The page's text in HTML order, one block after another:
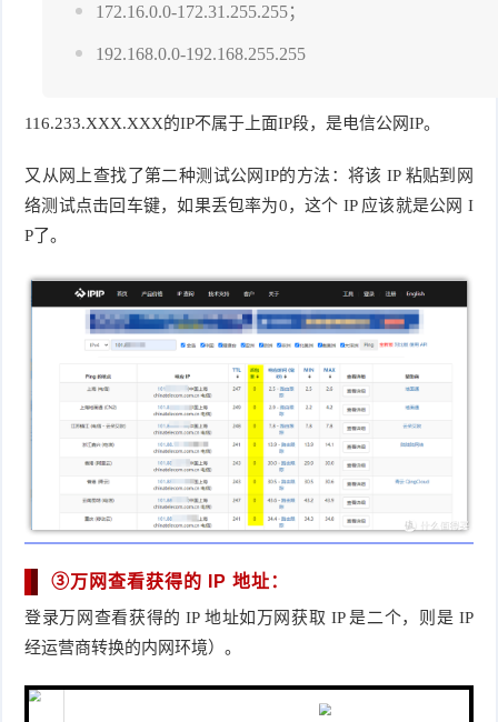
172.16.0.0-172.31.255.255；
192.168.0.0-192.168.255.255
116.233.XXX.XXX的IP不属于上面IP段，是电信公网IP。
又从网上查找了第二种测试公网IP的方法：将该 IP 粘贴到网
络测试点击回车键，如果丢包率为0，这个 IP 应该就是公网 I
P了。
③万网查看获得的 IP 地址：
登录万网查看获得的 IP 地址如万网获取 IP 是二个，则是 IP
经运营商转换的内网环境）。